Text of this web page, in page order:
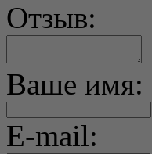
Отзыв:
Ваше имя:
E-mail: